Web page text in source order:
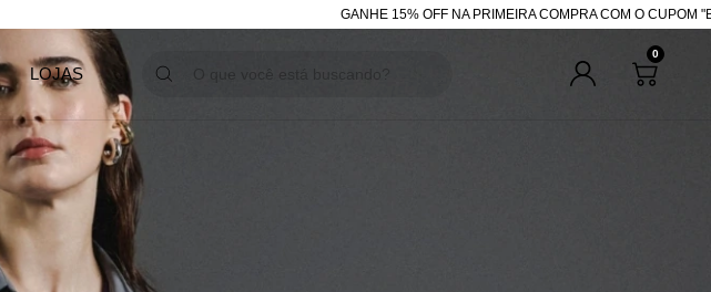
GANHE 15% OFF NA PRIMEIRA COMPRA COM O CUPOM "BEMVINDA" R$200 OFF
LOJAS
0